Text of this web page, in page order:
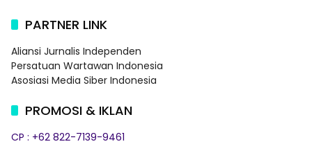
PARTNER LINK
Aliansi Jurnalis Independen
Persatuan Wartawan Indonesia
Asosiasi Media Siber Indonesia
PROMOSI & IKLAN
CP : +62 822-7139-9461